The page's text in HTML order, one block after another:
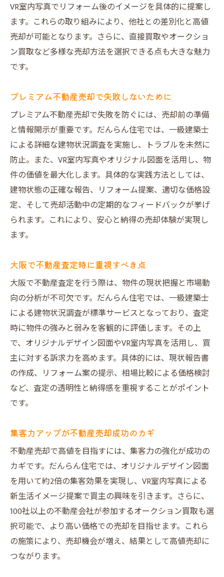
不動産売却時の集客戦略を徹底解説
建物状況調査報告書で安心感をプラス
プレミアムサービスが売却率を左右する
大阪市のマンション買取市場の最新情報
安心取引を叶えるプレミアム売却の仕組み
建物状況調査でトラブルを未然に防ぐ
だんらん住宅の透明な取引体制とは
売主・買主双方が納得できるサポート
VR活用で新生活イメージを提案する方法
不動産買取業者大阪との連携の強み
安心して任せられる売却プロセス紹介
売却トラブルを防ぐための実践ポイント
だんらん住宅の丁寧な対応が安心の理由
売却活動中の情報公開が信頼性を高める
大阪市不動産売買のリスク管理とは
売主と買主の双方が納得する対策
住吉区上住吉で高く売るための工夫を解説
不動産売却で高値を引き出す工夫とは
中古マンションや一戸建ての強み活用法
査定から契約までの流れと注意点
売却時期やタイミングの見極め方
納得と笑顔の不動産売却体験をこの場所で
だんらん住宅が目指す納得の売却体験
売却後のサポート体制で安心を提供
口コミ評価が高い不動産売却の秘訣
売却成功者の声に学ぶ満足体験談
大阪で安心して任せられる理由を解説
不動産売却で笑顔を実現する取り組み
VR室内写真でリフォーム後のイメージを具体的に提案し
ます。これらの取り組みにより、他社との差別化と高値
売却が可能となります。さらに、直接買取やオークショ
ン買取など多様な売却方法を選択できる点も大きな魅力
です。
プレミアム不動産売却で失敗しないために
プレミアム不動産売却で失敗を防ぐには、売却前の準備
と情報開示が重要です。だんらん住宅では、一級建築士
による詳細な建物状況調査を実施し、トラブルを未然に
防止。また、VR室内写真やオリジナル図面を活用し、物
件の価値を最大化します。具体的な実践方法としては、
建物状態の正確な報告、リフォーム提案、適切な価格設
定、そして売却活動中の定期的なフィードバックが挙げ
られます。これにより、安心と納得の売却体験が実現し
ます。
大阪で不動産査定時に重視すべき点
大阪で不動産査定を行う際は、物件の現状把握と市場動
向の分析が不可欠です。だんらん住宅では、一級建築士
による建物状況調査が標準サービスとなっており、査定
時に物件の強みと弱みを客観的に評価します。その上
で、オリジナルデザイン図面やVR室内写真を活用し、買
主に対する訴求力を高めます。具体的には、現状報告書
の作成、リフォーム案の提示、相場比較による価格検討
など、査定の透明性と納得感を重視することがポイント
です。
集客力アップが不動産売却成功のカギ
不動産売却で高値を目指すには、集客力の強化が成功の
カギです。だんらん住宅では、オリジナルデザイン図面
を用いて約2倍の集客効果を実現し、VR室内写真による
新生活イメージ提案で買主の興味を引きます。さらに、
100社以上の不動産会社が参加するオークション買取も選
択可能で、より高い価格での売却を目指せます。これら
の施策により、売却機会が増え、結果として高値売却に
つながります。